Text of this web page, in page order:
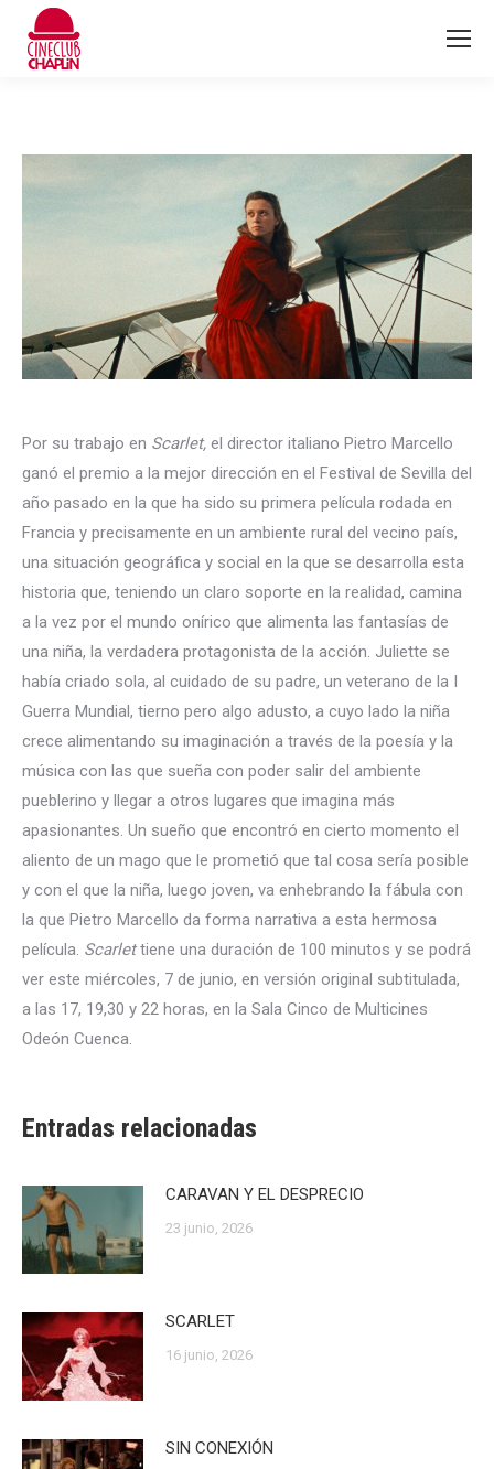
Por su trabajo en Scarlet, el director italiano Pietro Marcello
ganó el premio a la mejor dirección en el Festival de Sevilla del
año pasado en la que ha sido su primera película rodada en
Francia y precisamente en un ambiente rural del vecino país,
una situación geográfica y social en la que se desarrolla esta
historia que, teniendo un claro soporte en la realidad, camina
a la vez por el mundo onírico que alimenta las fantasías de
una niña, la verdadera protagonista de la acción. Juliette se
había criado sola, al cuidado de su padre, un veterano de la I
Guerra Mundial, tierno pero algo adusto, a cuyo lado la niña
crece alimentando su imaginación a través de la poesía y la
música con las que sueña con poder salir del ambiente
pueblerino y llegar a otros lugares que imagina más
apasionantes. Un sueño que encontró en cierto momento el
aliento de un mago que le prometió que tal cosa sería posible
y con el que la niña, luego joven, va enhebrando la fábula con
la que Pietro Marcello da forma narrativa a esta hermosa
película. Scarlettiene una duración de 100 minutos y se podrá
ver este miércoles, 7 de junio, en versión original subtitulada,
a las 17, 19,30 y 22 horas, en la Sala Cinco de Multicines
Odeón Cuenca.
Entradas relacionadas
CARAVAN Y EL DESPRECIO
23 junio, 2026
SCARLET
16 junio, 2026
SIN CONEXIÓN